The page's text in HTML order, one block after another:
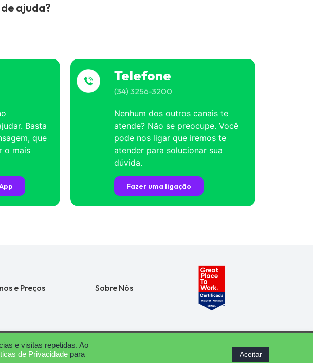
ajuda?
Basta
que
o mais
Telefone
(34) 3256-3200
Nenhum dos outros canais te
atende? Não se preocupe. Você
pode nos ligar que iremos te
atender para solucionar sua
dúvida.
Fazer uma ligação
e Preços Sobre Nós
reservados.
e visitas repetidas. Ao
de Privacidade para
Aceitar